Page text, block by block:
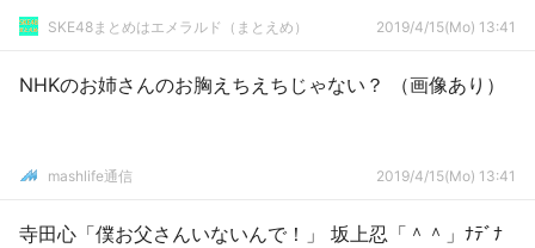
SKE48まとめはエメラルド（まとえめ） 2019/4/15(Mo) 13:41
NHKのお姉さんのお胸えちえちじゃない？ （画像あり）
mashlife通信 2019/4/15(Mo) 13:41
寺田心「僕お父さんいないんで！」 坂上忍「＾＾」ﾅﾃﾞﾅ